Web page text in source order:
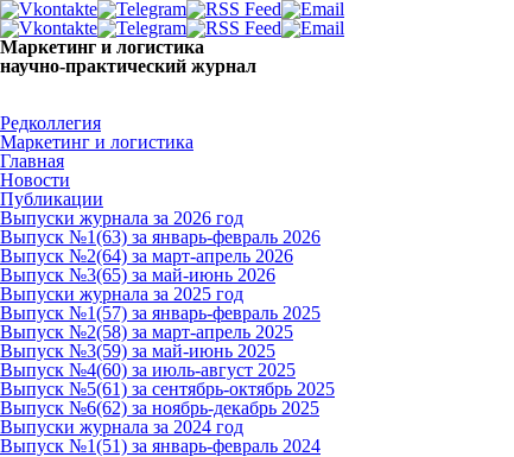
Маркетинг и логистика
научно-практический журнал
Редколлегия
Маркетинг и логистика
Главная
Новости
Публикации
Выпуски журнала за 2026 год
Выпуск №1(63) за январь-февраль 2026
Выпуск №2(64) за март-апрель 2026
Выпуск №3(65) за май-июнь 2026
Выпуски журнала за 2025 год
Выпуск №1(57) за январь-февраль 2025
Выпуск №2(58) за март-апрель 2025
Выпуск №3(59) за май-июнь 2025
Выпуск №4(60) за июль-август 2025
Выпуск №5(61) за сентябрь-октябрь 2025
Выпуск №6(62) за ноябрь-декабрь 2025
Выпуски журнала за 2024 год
Выпуск №1(51) за январь-февраль 2024